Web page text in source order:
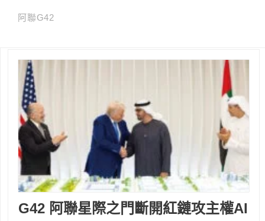
阿聯G42
G42 阿聯星際之門斷開紅鏈攻主權AI